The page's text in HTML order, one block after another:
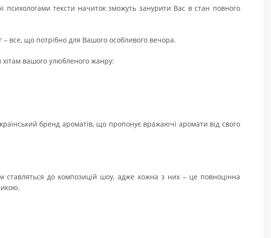
психологами тексти начиток зможуть занурити Вас в стан повного
– все, що потрібно для Вашого особливого вечора.
хітам вашого улюбленого жанру:
бренд ароматів, що пропонує вражаючі аромати від свого
до композицій шоу, адже кожна з них – це повноцінна